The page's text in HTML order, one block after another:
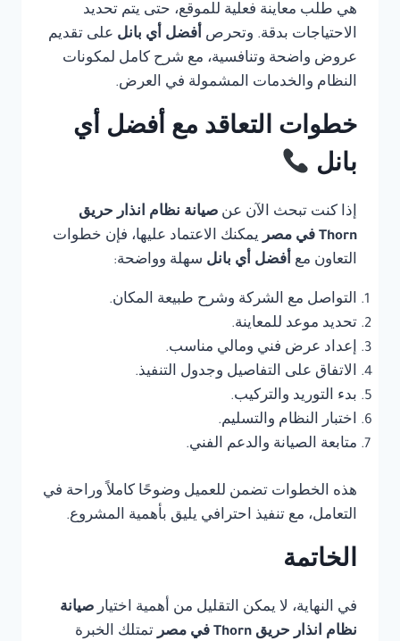
هي طلب معاينة فعلية للموقع، حتى يتم تحديد
الاحتياجات بدقة. وتحرص أفضل أي بانل على تقديم
عروض واضحة وتنافسية، مع شرح كامل لمكونات
النظام والخدمات المشمولة في العرض.
خطوات التعاقد مع أفضل أي
بانل
إذا كنت تبحث الآن عن صيانة نظام انذار حريق
Thorn في مصر
يمكنك الاعتماد عليها، فإن خطوات
التعاون مع أفضل أي بانل سهلة وواضحة:
التواصل مع الشركة وشرح طبيعة المكان.
تحديد موعد للمعاينة.
إعداد عرض فني ومالي مناسب.
الاتفاق على التفاصيل وجدول التنفيذ.
بدء التوريد والتركيب.
اختبار النظام والتسليم.
متابعة الصيانة والدعم الفني.
هذه الخطوات تضمن للعميل وضوحًا كاملاً وراحة في
التعامل، مع تنفيذ احترافي يليق بأهمية المشروع.
الخاتمة
في النهاية، لا يمكن التقليل من أهمية اختيار صيانة
نظام انذار حريق Thorn في مصر
تمتلك الخبرة